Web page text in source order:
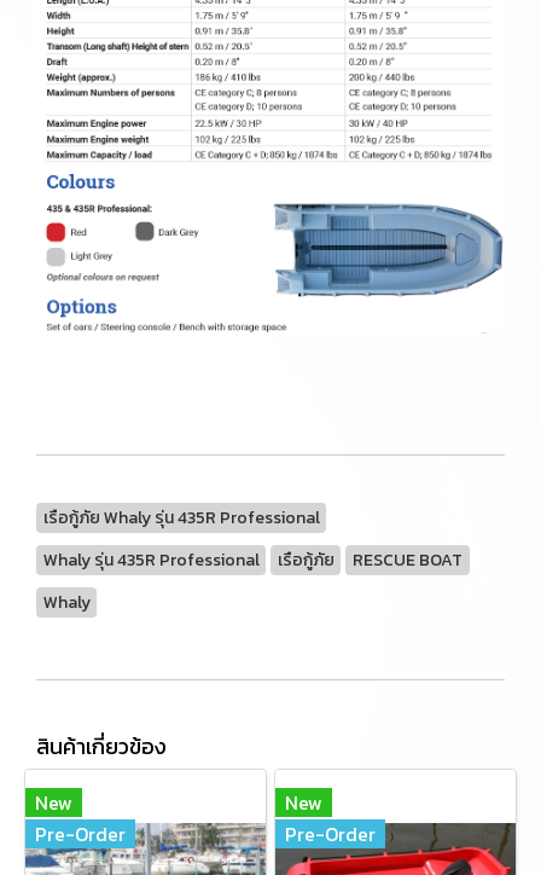
เรือกู้ภัย Whaly รุ่น 435R Professional
Whaly รุ่น 435R Professional
เรือกู้ภัย
RESCUE BOAT
Whaly
สินค้าเกี่ยวข้อง
New
Pre-Order
New
Pre-Order